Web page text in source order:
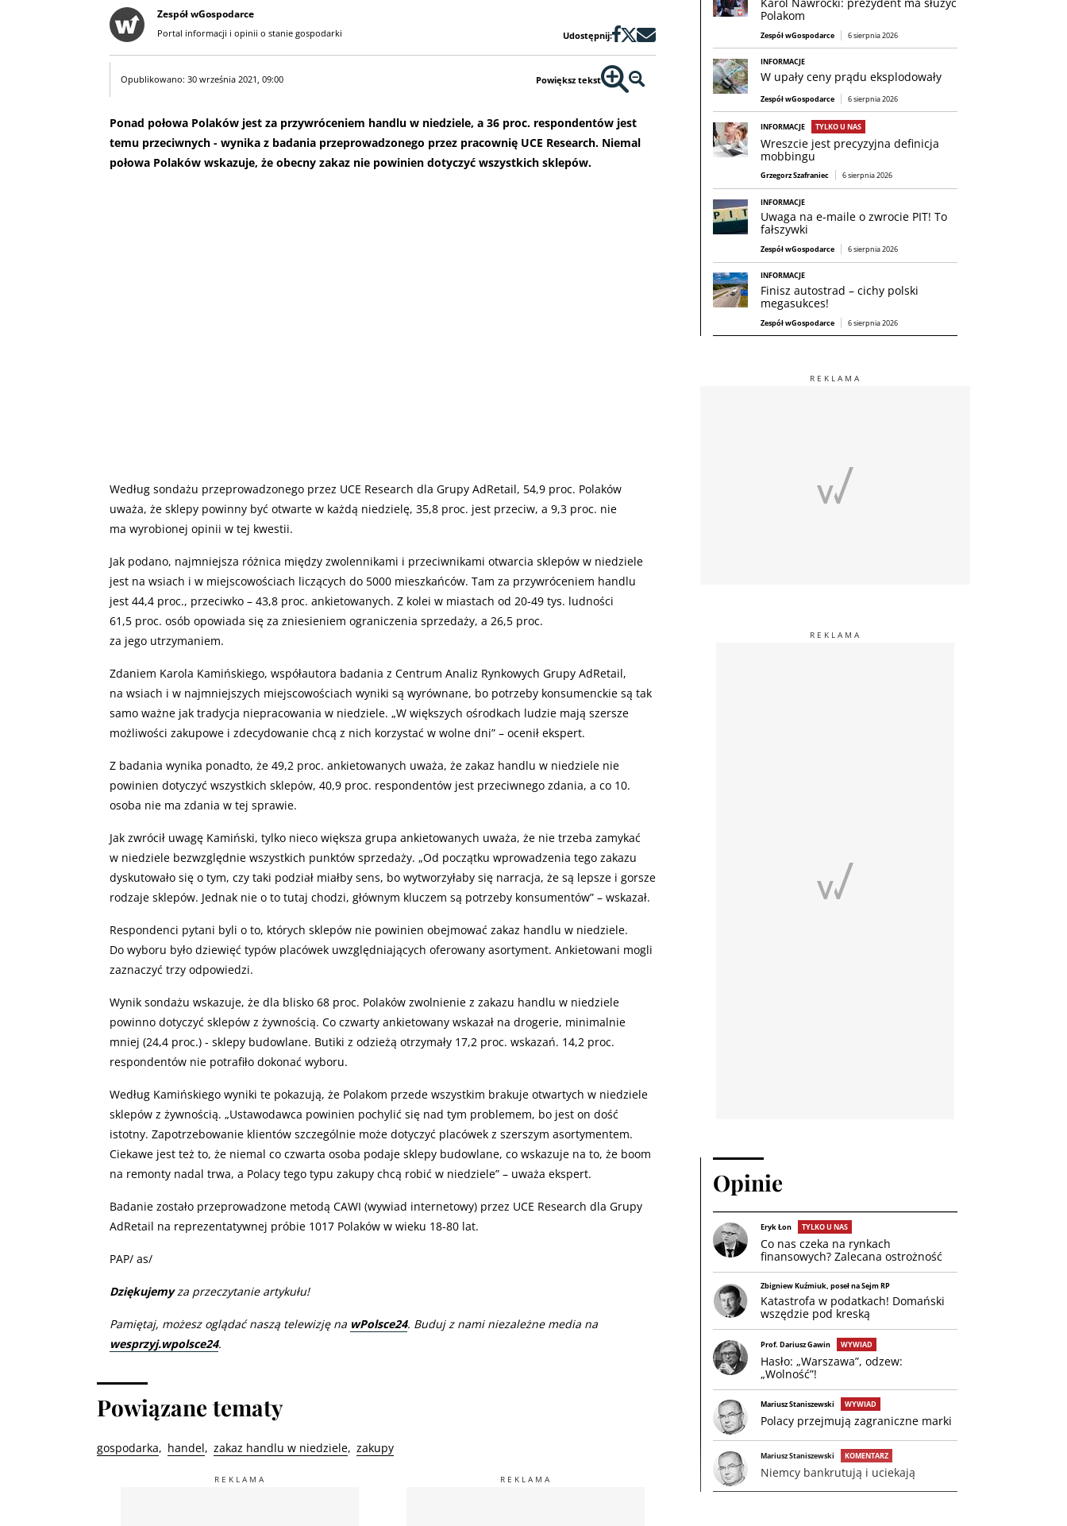
Zespół wGospodarce
Portal informacji i opinii o stanie gospodarki Udostępnij:
Opublikowano: 30 września 2021, 09:00 Powiększ tekst
Ponad połowa Polaków jest za przywróceniem handlu w niedziele, a 36 proc. respondentów jest
temu przeciwnych - wynika z badania przeprowadzonego przez pracownię UCE Research. Niemal
połowa Polaków wskazuje, że obecny zakaz nie powinien dotyczyć wszystkich sklepów.
Według sondażu przeprowadzonego przez UCE Research dla Grupy AdRetail, 54,9 proc. Polaków
uważa, że sklepy powinny być otwarte w każdą niedzielę, 35,8 proc. jest przeciw, a 9,3 proc. nie
ma wyrobionej opinii w tej kwestii.
Jak podano, najmniejsza różnica między zwolennikami i przeciwnikami otwarcia sklepów w niedziele
jest na wsiach i w miejscowościach liczących do 5000 mieszkańców. Tam za przywróceniem handlu
jest 44,4 proc., przeciwko – 43,8 proc. ankietowanych. Z kolei w miastach od 20-49 tys. ludności
61,5 proc. osób opowiada się za zniesieniem ograniczenia sprzedaży, a 26,5 proc.
za jego utrzymaniem.
Zdaniem Karola Kamińskiego, współautora badania z Centrum Analiz Rynkowych Grupy AdRetail,
na wsiach i w najmniejszych miejscowościach wyniki są wyrównane, bo potrzeby konsumenckie są tak
samo ważne jak tradycja niepracowania w niedziele. „W większych ośrodkach ludzie mają szersze
możliwości zakupowe i zdecydowanie chcą z nich korzystać w wolne dni” – ocenił ekspert.
Z badania wynika ponadto, że 49,2 proc. ankietowanych uważa, że zakaz handlu w niedziele nie
powinien dotyczyć wszystkich sklepów, 40,9 proc. respondentów jest przeciwnego zdania, a co 10.
osoba nie ma zdania w tej sprawie.
Jak zwrócił uwagę Kamiński, tylko nieco większa grupa ankietowanych uważa, że nie trzeba zamykać
w niedziele bezwzględnie wszystkich punktów sprzedaży. „Od początku wprowadzenia tego zakazu
dyskutowało się o tym, czy taki podział miałby sens, bo wytworzyłaby się narracja, że są lepsze i gorsze
rodzaje sklepów. Jednak nie o to tutaj chodzi, głównym kluczem są potrzeby konsumentów” – wskazał.
Respondenci pytani byli o to, których sklepów nie powinien obejmować zakaz handlu w niedziele.
Do wyboru było dziewięć typów placówek uwzględniających oferowany asortyment. Ankietowani mogli
zaznaczyć trzy odpowiedzi.
Wynik sondażu wskazuje, że dla blisko 68 proc. Polaków zwolnienie z zakazu handlu w niedziele
powinno dotyczyć sklepów z żywnością. Co czwarty ankietowany wskazał na drogerie, minimalnie
mniej (24,4 proc.) - sklepy budowlane. Butiki z odzieżą otrzymały 17,2 proc. wskazań. 14,2 proc.
respondentów nie potrafiło dokonać wyboru.
Według Kamińskiego wyniki te pokazują, że Polakom przede wszystkim brakuje otwartych w niedziele
sklepów z żywnością. „Ustawodawca powinien pochylić się nad tym problemem, bo jest on dość
istotny. Zapotrzebowanie klientów szczególnie może dotyczyć placówek z szerszym asortymentem.
Ciekawe jest też to, że niemal co czwarta osoba podaje sklepy budowlane, co wskazuje na to, że boom
na remonty nadal trwa, a Polacy tego typu zakupy chcą robić w niedziele” – uważa ekspert.
Badanie zostało przeprowadzone metodą CAWI (wywiad internetowy) przez UCE Research dla Grupy
AdRetail na reprezentatywnej próbie 1017 Polaków w wieku 18-80 lat.
PAP/ as/
Dziękujemyza przeczytanie artykułu!
Pamiętaj, możesz oglądać naszą telewizję na wPolsce24. Buduj z nami niezależne media na
wesprzyj.wpolsce24.
Powiązane tematy
gospodarka handel zakaz handlu w niedziele zakupy
Polakom
Zespół wGospodarce 6 sierpnia 2026
INFORMACJE
W upały ceny prądu eksplodowały
Zespół wGospodarce 6 sierpnia 2026
INFORMACJE TYLKO U NAS
Wreszcie jest precyzyjna definicja
mobbingu
Grzegorz Szafraniec 6 sierpnia 2026
INFORMACJE
Uwaga na e-maile o zwrocie PIT! To
fałszywki
Zespół wGospodarce 6 sierpnia 2026
INFORMACJE
Finisz autostrad – cichy polski
megasukces!
Zespół wGospodarce 6 sierpnia 2026
Opinie
Eryk Łon TYLKO U NAS
Co nas czeka na rynkach
finansowych? Zalecana ostrożność
Zbigniew Kuźmiuk, poseł na Sejm RP
Katastrofa w podatkach! Domański
wszędzie pod kreską
Prof. Dariusz Gawin WYWIAD
Hasło: „Warszawa”, odzew:
„Wolność”!
Mariusz Staniszewski WYWIAD
Polacy przejmują zagraniczne marki
Mariusz Staniszewski KOMENTARZ
Niemcy bankrutują i uciekają